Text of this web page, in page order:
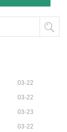
03-22
03-22
03-23
03-22